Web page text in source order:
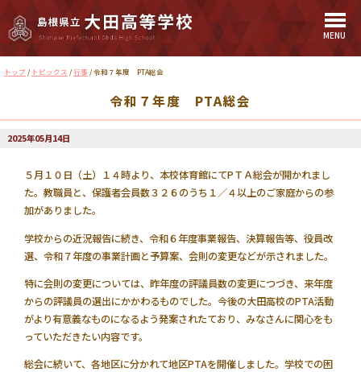
MENU
現
トップ / トピックス / 行事 /令和７年度 PTA総会
令和７年度 PTA総会
2025年05月14日
５月１０日（土）１４時より、本校体育館にてPＴＡ総会が開かれまし
た。教職員と、保護者会員数３２６のうち１／４以上のご家庭からの参
加がありました。
学校からの近況報告に続き、令和６年度事業報告、決算報告等、役員改
選、令和７年度の事業計画と予算案、会則の変更などが示されました。
特に会則の変更については、昨年度の評議員数の変更につづき、来年度
からの評議員の選出にかかわるものでした。今後の大田高校のPTA活動
がより有意義なものになるよう発案されたており、みなさんに関心をも
っていただきたい内容です。
総会に続いて、各地区に分かれて地区PTAを開催しました。学校での困